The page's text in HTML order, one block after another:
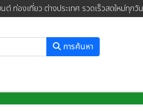
ท่องเที่ยว ต่างประเทศ รวดเร็วสดใหม่ทุกวัน
การค้นหา